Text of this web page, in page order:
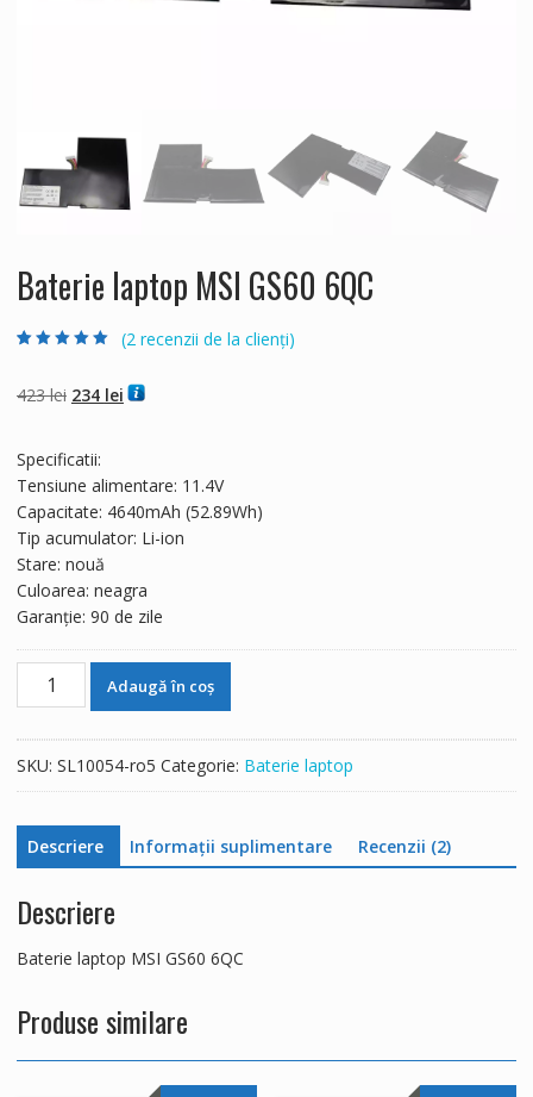
Baterie laptop MSI GS60 6QC
evaluări de la
clienți
(2 recenzii de la clienți)
423lei Prețul
fost:
423 lei.
234 leiPrețul
Specificatii:
Tensiune alimentare: 11.4V
Capacitate: 4640mAh (52.89Wh)
Tip acumulator: Li-ion
Stare: nouă
Culoarea: neagra
Garanție: 90 de zile
Cantitate
GS60
Adaugă în coș
SKU: SL10054-ro5 Categorie: Baterie laptop
Descriere Informații suplimentare Recenzii (2)
Descriere
Baterie laptop MSI GS60 6QC
Produse similare